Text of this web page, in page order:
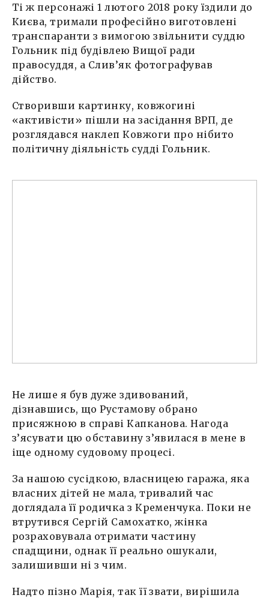
Ті ж персонажі 1 лютого 2018 року їздили до
Києва, тримали професійно виготовлені
транспаранти з вимогою звільнити суддю
Гольник під будівлею Вищої ради
правосуддя, а Слив’як фотографував
дійство.
Створивши картинку, ковжогині
«активісти» пішли на засідання ВРП, де
розглядався наклеп Ковжоги про нібито
політичну діяльність судді Гольник.
Не лише я був дуже здивований,
дізнавшись, що Рустамову обрано
присяжною в справі Капканова. Нагода
з’ясувати цю обставину з’явилася в мене в
іще одному судовому процесі.
За нашою сусідкою, власницею гаража, яка
власних дітей не мала, тривалий час
доглядала її родичка з Кременчука. Поки не
втрутився Сергій Самохатко, жінка
розраховувала отримати частину
спадщини, однак її реально ошукали,
залишивши ні з чим.
Надто пізно Марія, так її звати, вирішила